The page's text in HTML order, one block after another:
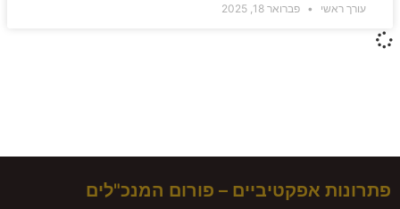
עורך ראשי פברואר 18, 2025
פתרונות אפקטיביים – פורום המנכ"לים